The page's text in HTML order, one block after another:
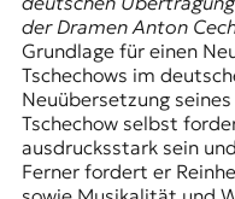
der Dramen Anton
Grundlage für einen
Tschechows im
Neuübersetzung
Tschechow selbst
ausdrucksstark sein
Ferner fordert er